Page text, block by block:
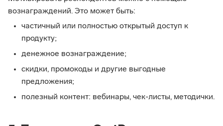
вознаграждений. Это может быть:
частичный или полностью открытый доступ к
продукту;
денежное вознаграждение;
скидки, промокоды и другие выгодные
предложения;
полезный контент: вебинары, чек-листы, методички.